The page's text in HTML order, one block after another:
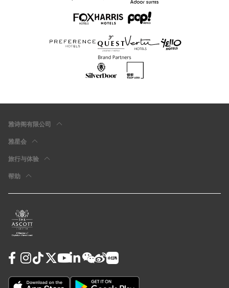
雅诗阁有限公司
雅星会
旅行与体验
帮助